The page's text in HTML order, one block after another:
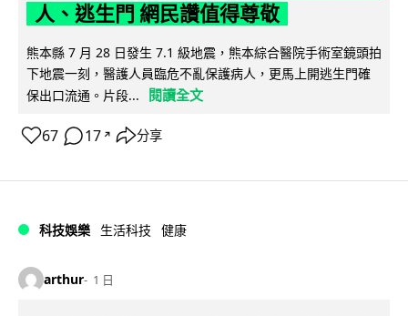
人、逃生門 網民讚值得尊敬
熊本縣 7 月 28 日發生 7.1 級地震，熊本綜合醫院手術室鏡頭拍
下地震一刻，醫護人員臨危不亂保護病人，更馬上開逃生門確
保出口流通。片段...
閱讀全文
67 17 ↗ 分享
科技娛樂 生活科技 健康
arthur 1 日